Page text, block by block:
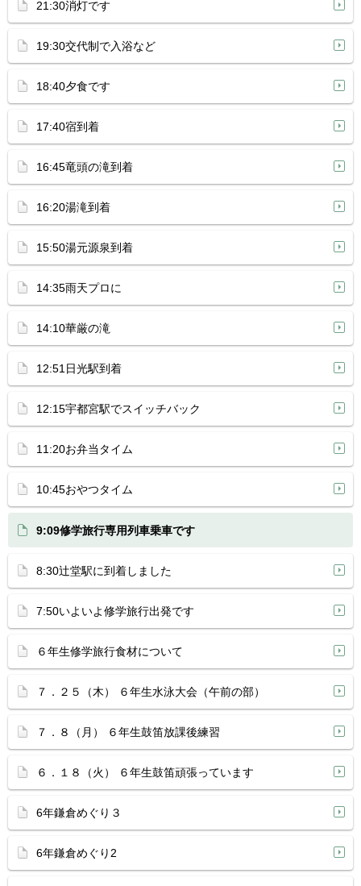
21:30消灯です
19:30交代制で入浴など
18:40夕食です
17:40宿到着
16:45竜頭の滝到着
16:20湯滝到着
15:50湯元源泉到着
14:35雨天プロに
14:10華厳の滝
12:51日光駅到着
12:15宇都宮駅でスイッチバック
11:20お弁当タイム
10:45おやつタイム
9:09修学旅行専用列車乗車です
8:30辻堂駅に到着しました
7:50いよいよ修学旅行出発です
６年生修学旅行食材について
７．２５（木） ６年生水泳大会（午前の部）
７．８（月） ６年生鼓笛放課後練習
６．１８（火） ６年生鼓笛頑張っています
6年鎌倉めぐり３
6年鎌倉めぐり2